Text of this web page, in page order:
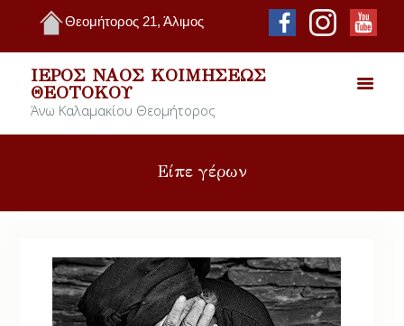
Θεομήτορος 21, Άλιμος
ΙΕΡΌΣ ΝΑΌΣ ΚΟΙΜΉΣΕΩΣ
ΘΕΟΤΌΚΟΥ
Άνω Καλαμακίου Θεομήτορος
Είπε γέρων